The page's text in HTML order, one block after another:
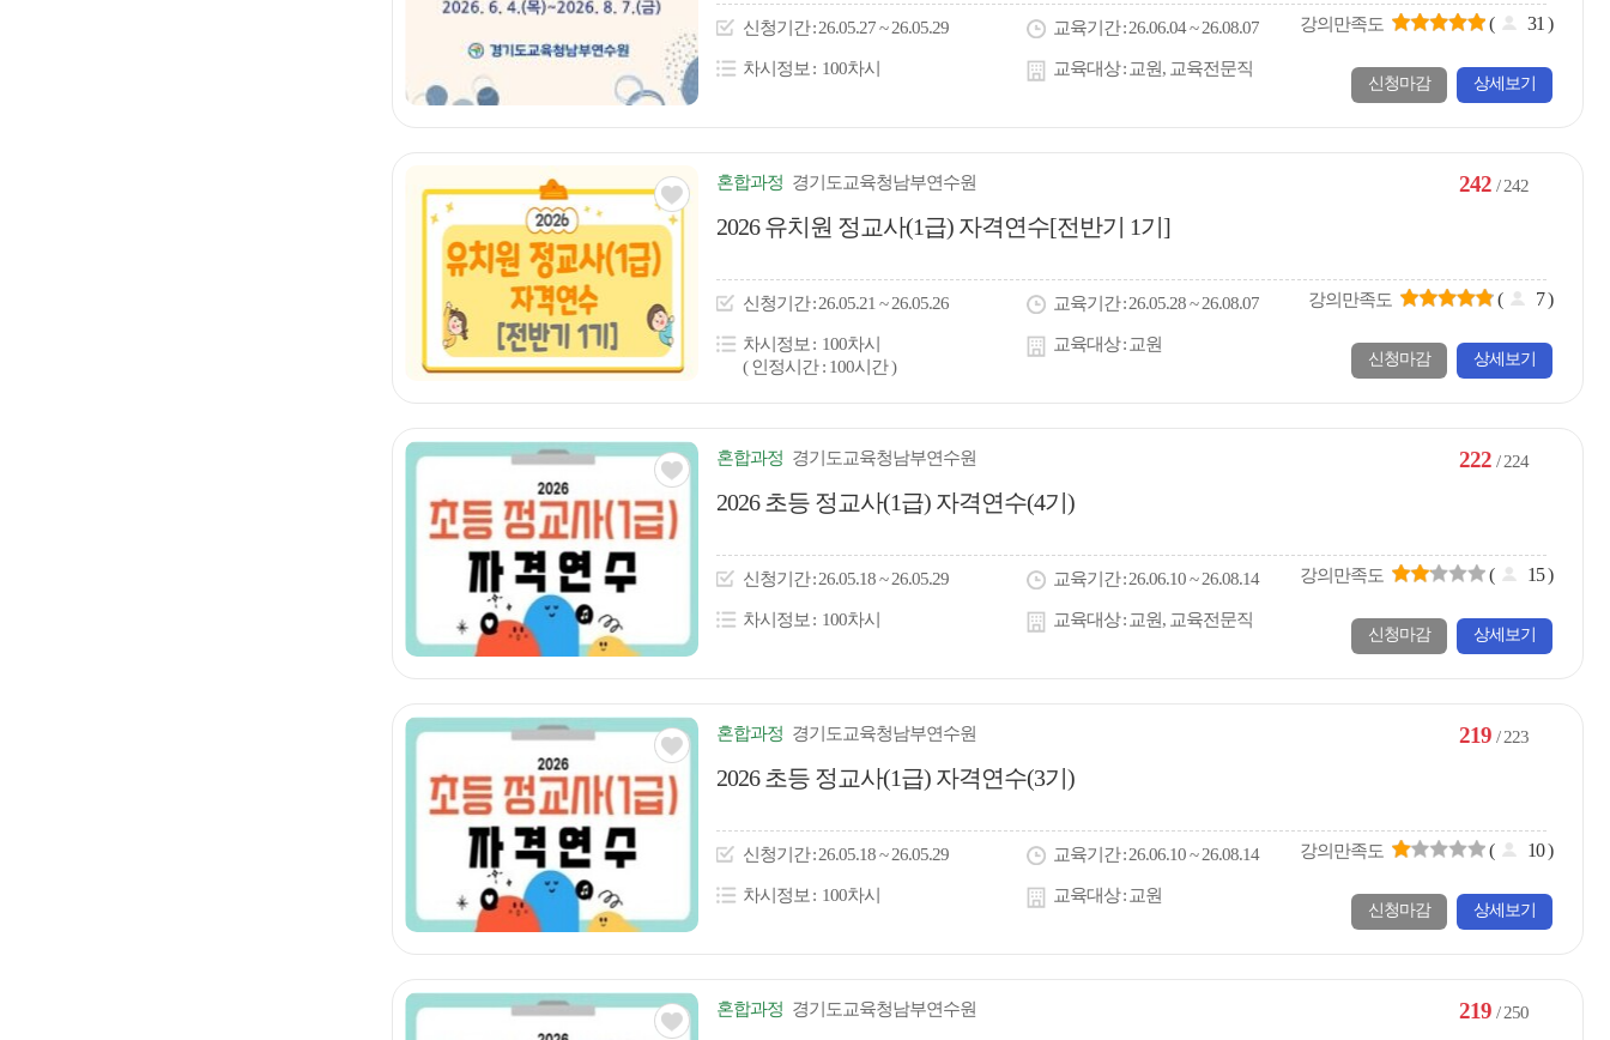
이
콘
신청기간 26.05.27 ~ 26.05.29 교육기간 26.06.04 ~ 26.08.07
차시정보 100차시 교육대상 교원, 교육전문직
강의만족도 ( 31)
신청마감 상세보기
혼합과정 경기도교육청남부연수원
관심
아
2026 유치원 정교사(1급) 자격연수[전반기 1기]
신청기간 26.05.21 ~ 26.05.26 교육기간 26.05.28 ~ 26.08.07
차시정보
100차시
( 인정시간 : 100시간 )
교육대상 교원
강의만족도 ( 7)
242 / 242
신청마감 상세보기
혼합과정 경기도교육청남부연수원
관심
아
2026 초등 정교사(1급) 자격연수(4기)
신청기간 26.05.18 ~ 26.05.29 교육기간 26.06.10 ~ 26.08.14
차시정보 100차시 교육대상 교원, 교육전문직
강의만족도 ( 15)
222 / 224
신청마감 상세보기
혼합과정 경기도교육청남부연수원
관심
아
2026 초등 정교사(1급) 자격연수(3기)
신청기간 26.05.18 ~ 26.05.29 교육기간 26.06.10 ~ 26.08.14
차시정보 100차시 교육대상 교원
강의만족도 ( 10)
219 / 223
신청마감 상세보기
혼합과정 경기도교육청남부연수원
관심
219 / 250